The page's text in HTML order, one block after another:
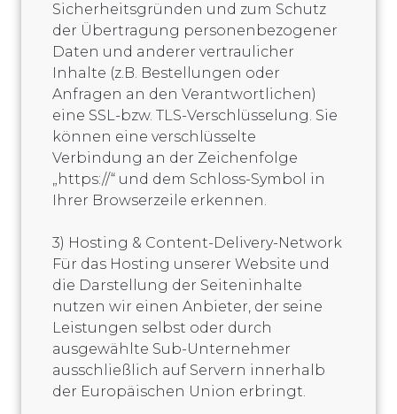
Sicherheitsgründen und zum Schutz
der Übertragung personenbezogener
Daten und anderer vertraulicher
Inhalte (z.B. Bestellungen oder
Anfragen an den Verantwortlichen)
eine SSL-bzw. TLS-Verschlüsselung. Sie
können eine verschlüsselte
Verbindung an der Zeichenfolge
„https://“ und dem Schloss-Symbol in
Ihrer Browserzeile erkennen.
3) Hosting & Content-Delivery-Network
Für das Hosting unserer Website und
die Darstellung der Seiteninhalte
nutzen wir einen Anbieter, der seine
Leistungen selbst oder durch
ausgewählte Sub-Unternehmer
ausschließlich auf Servern innerhalb
der Europäischen Union erbringt.